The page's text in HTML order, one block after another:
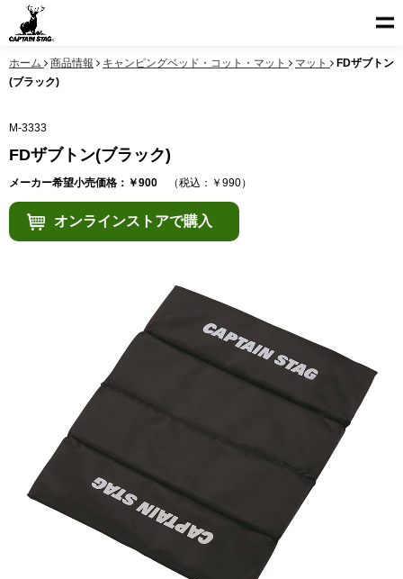
ホーム 商品情報 キャンピングベッド・コット・マット マット
FDザブトン
(ブラック)
M-3333
FDザブトン(ブラック)
メーカー希望小売価格：￥900 （税込：￥990）
オンラインストアで購入